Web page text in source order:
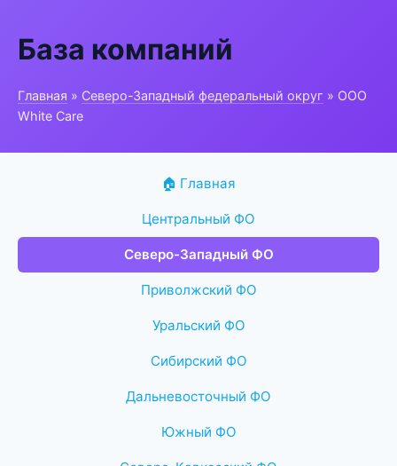
База компаний
Главная » Северо-Западный федеральный округ » ООО
White Care
🏠 Главная
Центральный ФО
Северо-Западный ФО
Приволжский ФО
Уральский ФО
Сибирский ФО
Дальневосточный ФО
Южный ФО